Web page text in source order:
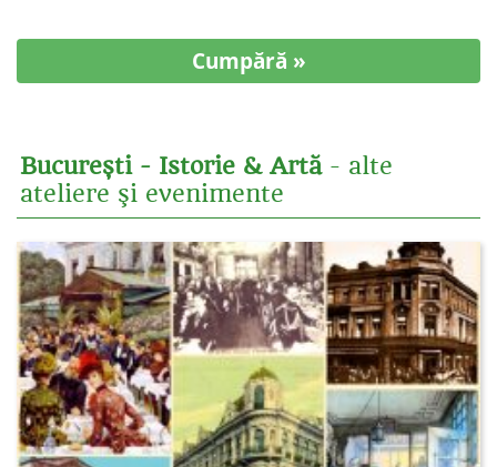
Cumpără »
București - Istorie & Artă- alte
ateliere şi evenimente